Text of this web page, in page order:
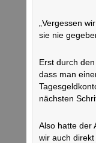
„Vergessen
sie nie
Erst durch
dass man
nächsten
Also hatte der
wir auch